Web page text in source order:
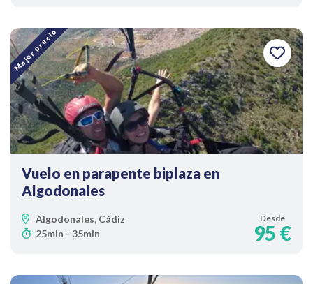
Mejor precio
Vuelo en parapente biplaza en
Algodonales
Algodonales, Cádiz
25min - 35min
Desde
95 €